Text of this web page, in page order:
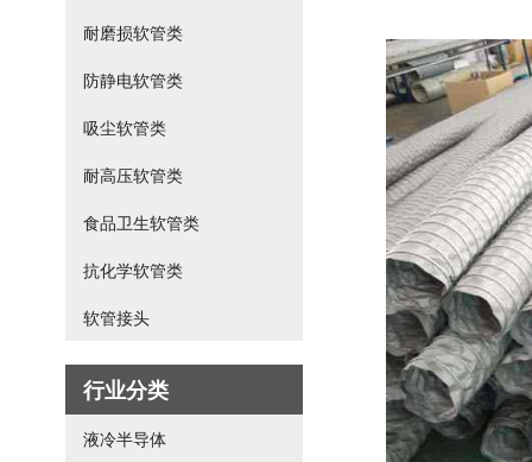
耐磨损软管类
防静电软管类
吸尘软管类
耐高压软管类
食品卫生软管类
抗化学软管类
软管接头
行业分类
液冷半导体